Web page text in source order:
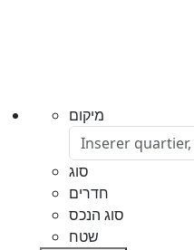
מיקום
סוג
חדרים
סוג הנכס
שטח